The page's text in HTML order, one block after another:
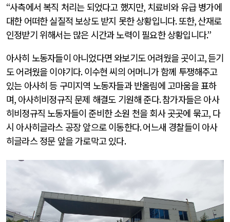
“사측에서 복직 처리는 되었다고 했지만, 치료비와 유급 병가에
대한 어떠한 실질적 보상도 받지 못한 상황입니다.또한,산재로
인정받기 위해서는 많은 시간과 노력이 필요한 상황입니다.”
아사히 노동자들이 아니었다면 와보기도 어려웠을 곳이고,듣기
도 어려웠을 이야기다.이수현 씨의 어머니가 함께 투쟁해주고
있는 아사히 등 구미지역 노동자들과 반올림에 고마움을 표하
며, 아사히비정규직 문제 해결도 기원해 준다.참가자들은 아사
히비정규직 노동자들이 준비한 소원 천을 회사 곳곳에 묶고, 다
시 아사히글라스 공장 앞으로 이동한다.어느새 경찰들이 아사
히글라스 정문 앞을 가로막고 있다.